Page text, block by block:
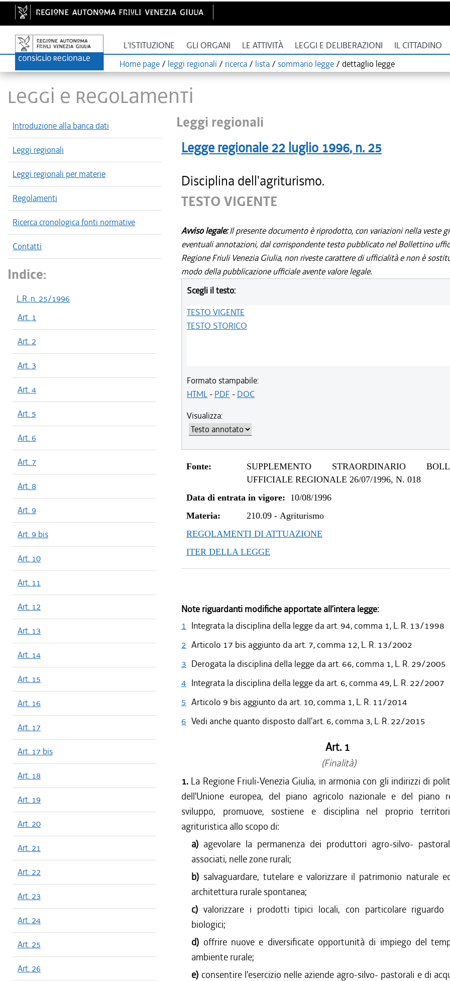
L'ISTITUZIONE GLI ORGANI LE ATTIVITÀ LEGGI E DELIBERAZIONI IL CITTADINO
Home page / leggi regionali / ricerca / lista / sommario legge / dettaglio legge
LEGGI E REGOLAMENTI
Introduzione alla banca dati
Leggi regionali
Leggi regionali per materie
Regolamenti
Ricerca cronologica fonti normative
Contatti
Indice:
L.R. n. 25/1996
Art. 1
Art. 2
Art. 3
Art. 4
Art. 5
Art. 6
Art. 7
Art. 8
Art. 9
Art. 9 bis
Art. 10
Art. 11
Art. 12
Art. 13
Art. 14
Art. 15
Art. 16
Art. 17
Art. 17 bis
Art. 18
Art. 19
Art. 20
Art. 21
Art. 22
Art. 23
Art. 24
Art. 25
Art. 26
Leggi regionali
Legge regionale 22 luglio 1996, n. 25
Disciplina dell'agriturismo.
TESTO VIGENTE
Avviso legale:Il presente documento è riprodotto, con variazioni nella veste
eventuali annotazioni, dal corrispondente testo pubblicato nel Bollettino
Regione Friuli Venezia Giulia, non riveste carattere di ufficialità e non è
modo della pubblicazione ufficiale avente valore legale.
Scegli il testo:
TESTO VIGENTE
TESTO STORICO
Formato stampabile:
HTML- PDF - DOC
Visualizza:
Fonte:
SUPPLEMENTO STRAORDINARIO
UFFICIALE REGIONALE 26/07/1996, N. 018
Data di entrata in vigore: 10/08/1996
Materia:
210.09 -Agriturismo
REGOLAMENTI DI ATTUAZIONE
ITER DELLA LEGGE
Note riguardanti modifiche apportate all’intera legge:
1 Integrata la disciplina della legge da art. 94, comma 1, L. R. 13/1998
2 Articolo 17 bis aggiunto da art. 7, comma 12, L. R. 13/2002
3 Derogata la disciplina della legge da art. 66, comma 1, L. R. 29/2005
4 Integrata la disciplina della legge da art. 6, comma 49, L. R. 22/2007
5 Articolo 9 bis aggiunto da art. 10, comma 1, L. R. 11/2014
6 Vedi anche quanto disposto dall'art. 6, comma 3, L. R. 22/2015
Art. 1
(Finalità)
1. La Regione Friuli-Venezia Giulia, in armonia con gli indirizzi di
dell'Unione europea, del piano agricolo nazionale e del piano
sviluppo, promuove, sostiene e disciplina nel proprio
agrituristica allo scopo di:
a) agevolare la permanenza dei produttori agro-silvo-
associati, nelle zone rurali;
b) salvaguardare, tutelare e valorizzare il patrimonio naturale
architettura rurale spontanea;
c)valorizzare i prodotti tipici locali, con particolare
biologici;
d) offrire nuove e diversificate opportunità di impiego del
ambiente rurale;
e) consentire l'esercizio nelle aziende agro-silvo- pastorali e di